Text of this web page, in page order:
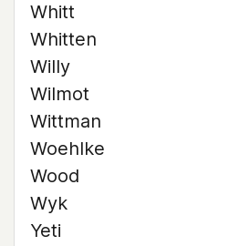
Whitt
Whitten
Willy
Wilmot
Wittman
Woehlke
Wood
Wyk
Yeti